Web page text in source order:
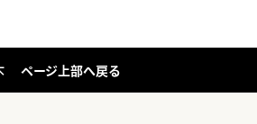
ページ上部へ戻る